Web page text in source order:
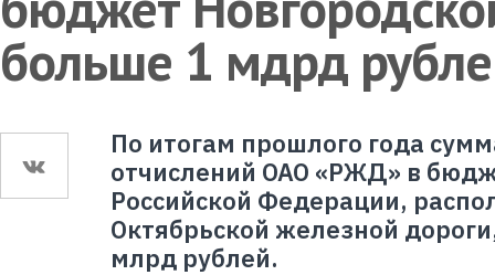
больше 1 мдрд
По итогам прошлого года
отчислений ОАО «РЖД» в
Российской Федерации,
Октябрьской железной
млрд рублей.